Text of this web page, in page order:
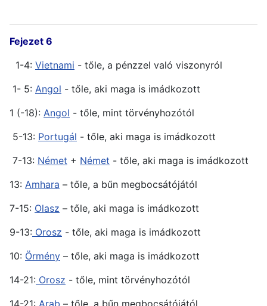
Fejezet 6
1-4: Vietnami - tőle, a pénzzel való viszonyról
1- 5: Angol - tőle, aki maga is imádkozott
1 (-18): Angol - tőle, mint törvényhozótól
5-13: Portugál - tőle, aki maga is imádkozott
7-13: Német + Német - tőle, aki maga is imádkozott
13: Amhara – tőle, a bűn megbocsátójától
7-15: Olasz – tőle, aki maga is imádkozott
9-13: Orosz - tőle, aki maga is imádkozott
10: Örmény – tőle, aki maga is imádkozott
14-21: Orosz - tőle, mint törvényhozótól
14-21: Arab – tőle, a bűn megbocsátójától